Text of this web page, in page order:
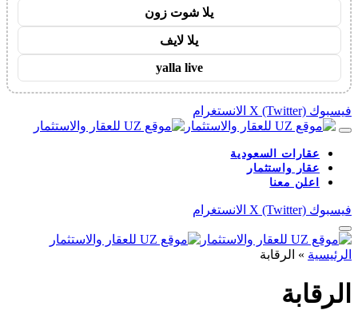
يلا شوت زون
يلا لايف
yalla live
فيسبوك X (Twitter) الانستغرام
عقارات السعودية
عقار واستثمار
اعلن معنا
فيسبوك X (Twitter) الانستغرام
الرئيسية » الرقابة
الرقابة